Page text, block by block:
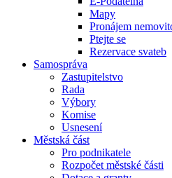
Mapy
Pronájem
Ptejte se
Rezervace svateb
Samospráva
Zastupitelstvo
Rada
Výbory
Komise
Usnesení
Městská část
Pro podnikatele
Rozpočet městské části